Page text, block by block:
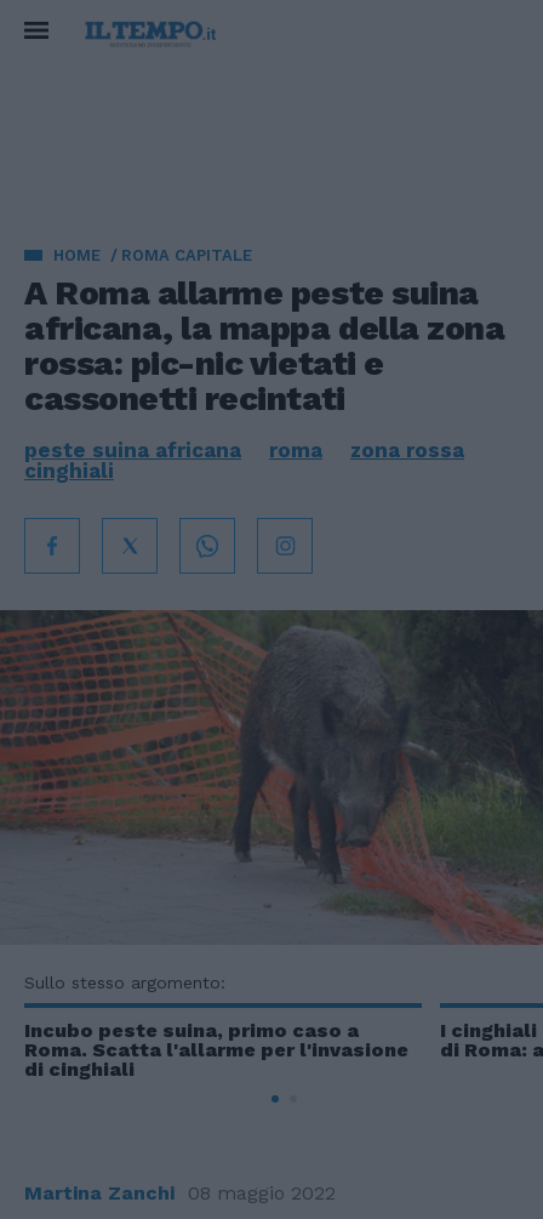
HOME ROMA CAPITALE
A Roma allarme peste suina
africana, la mappa della zona
rossa: pic-nic vietati e
cassonetti recintati
peste suina africana roma
zona rossa
cinghiali
Sullo stesso argomento:
Incubo peste suina, primo caso a
Roma. Scatta l'allarme per l'invasione
di cinghiali
I
di Roma:
Martina Zanchi 08 maggio 2022